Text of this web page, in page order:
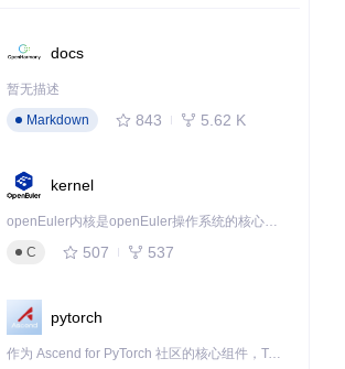
docs
暂无描述
Markdown
843 5.62 K
kernel
openEuler内核是openEuler操作系统的核心，既是系统性能与稳定性的基石，也是连接处理器、设备与服务的桥梁。
C
507 537
pytorch
作为 Ascend for PyTorch 社区的核心组件，TorchNPU 是昇腾专为 PyTorch 打造的深度学习适配插件，使 PyTorch 框架能够直接调用昇腾 NPU，为开发者提供昇腾 AI 处理器的超强算力。